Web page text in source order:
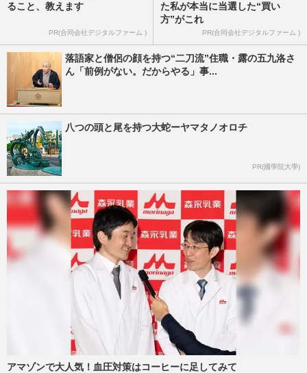
ること、教えます
PR(合同会社デジタルファーム )
た私が本当に当選した“買い
方”がこれ
PR(合同会社デジタルファーム )
落語家と僧侶の顔を持つ“二刀流”住職・露の五九洛さ
ん「前例がない。だからやる」事...
八つの頭と尾を持つ大蛇ーヤマタノオロチ
PR(國學院大學)
アマゾンで大人気！血圧対策はコーヒーに足してみて